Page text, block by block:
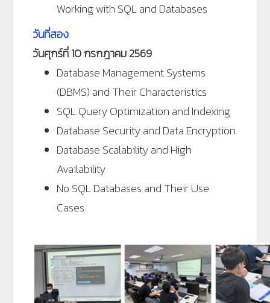
Working with SQL and Databases
วันที่สอง
วันศุกร์ที่ 10 กรกฎาคม 2569
Database Management Systems
(DBMS) and Their Characteristics
SQL Query Optimization and Indexing
Database Security and Data Encryption
Database Scalability and High
Availability
No SQL Databases and Their Use
Cases